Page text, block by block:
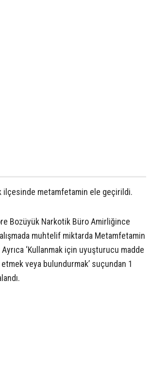
ilçesinde metamfetamin ele geçirildi.
Bozüyük Narkotik Büro Amirliğince
muhtelif miktarda Metamfetamin
‘Kullanmak için uyuşturucu madde
veya bulundurmak’ suçundan 1